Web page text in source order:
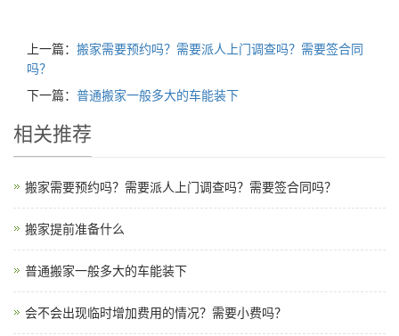
上一篇： 搬家需要预约吗？需要派人上门调查吗？需要签合同
吗？
下一篇： 普通搬家一般多大的车能装下
相关推荐
搬家需要预约吗？需要派人上门调查吗？需要签合同吗？
搬家提前准备什么
普通搬家一般多大的车能装下
会不会出现临时增加费用的情况？需要小费吗？